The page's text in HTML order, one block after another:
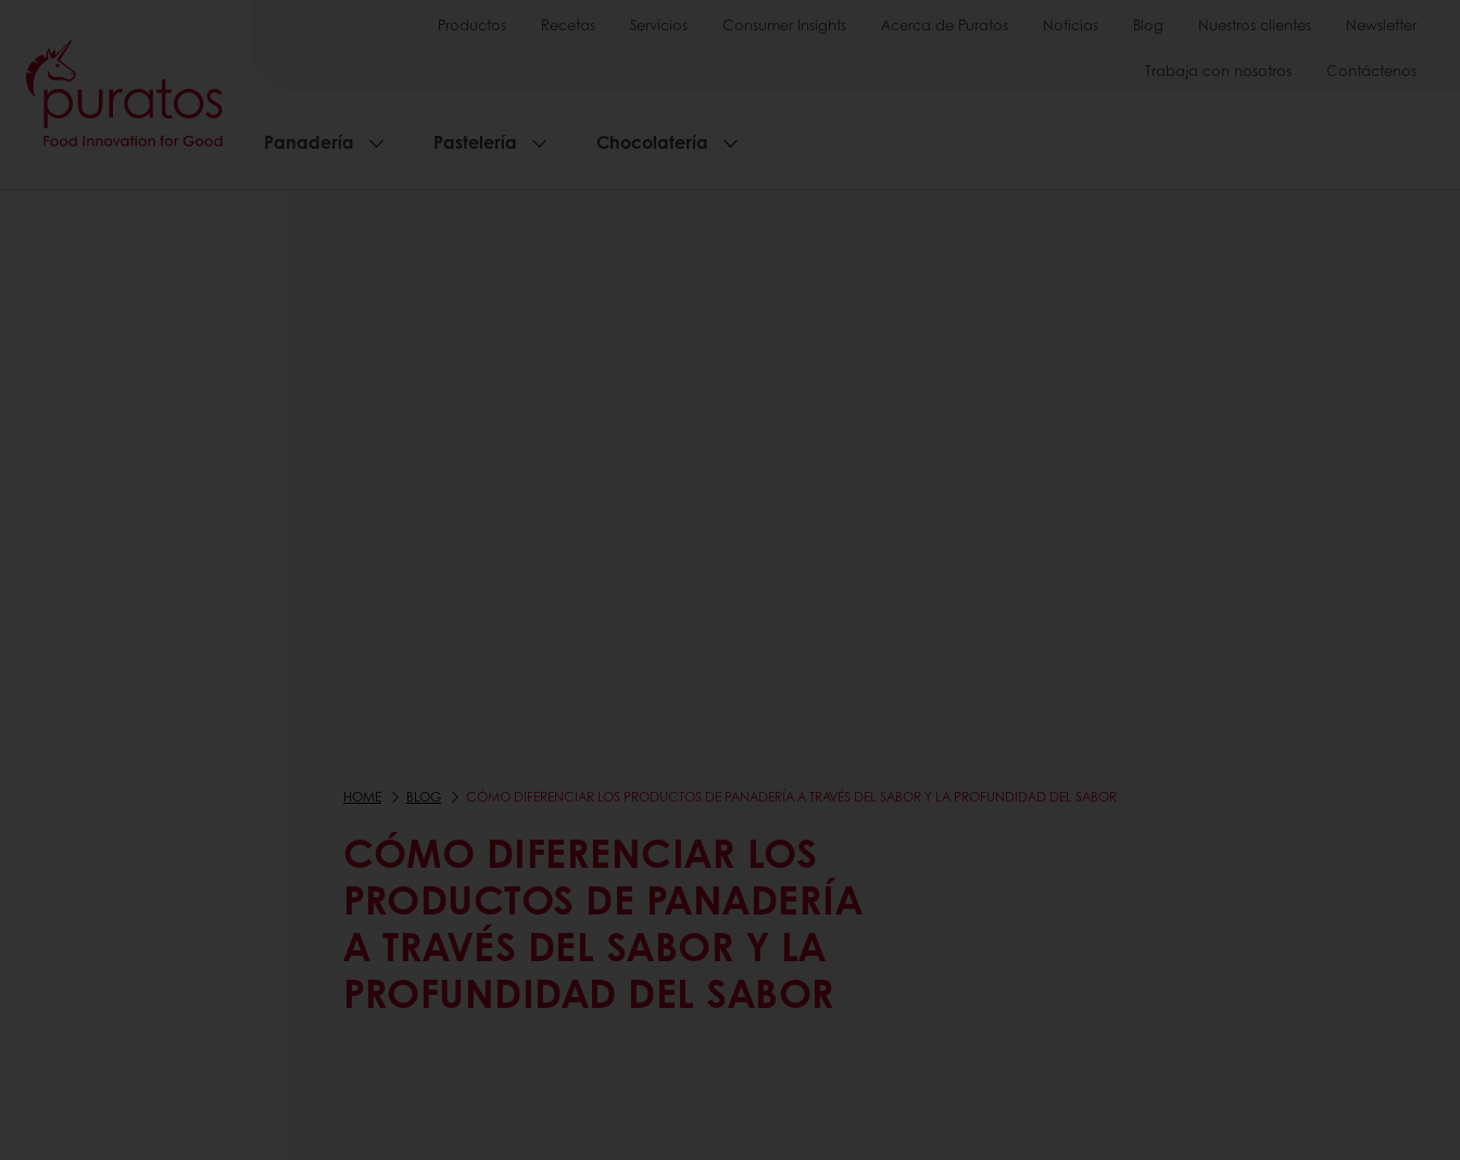
Productos Recetas Servicios Consumer Insights Acerca de Puratos Noticias Blog Nuestros clientes Newsletter
Trabaja con nosotros Contáctenos
Panadería Pastelería Chocolatería
HOME BLOG CÓMO DIFERENCIAR LOS PRODUCTOS DE PANADERÍA A TRAVÉS DEL SABOR Y LA PROFUNDIDAD DEL SABOR
CÓMO DIFERENCIAR LOS
PRODUCTOS DE PANADERÍA
A TRAVÉS DEL SABOR Y LA
PROFUNDIDAD DEL SABOR